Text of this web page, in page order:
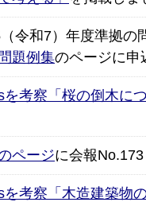
令和7）年度準拠の
問題例集のページに申
を考察「桜の倒木に
ページに会報
を考察「木造建築物